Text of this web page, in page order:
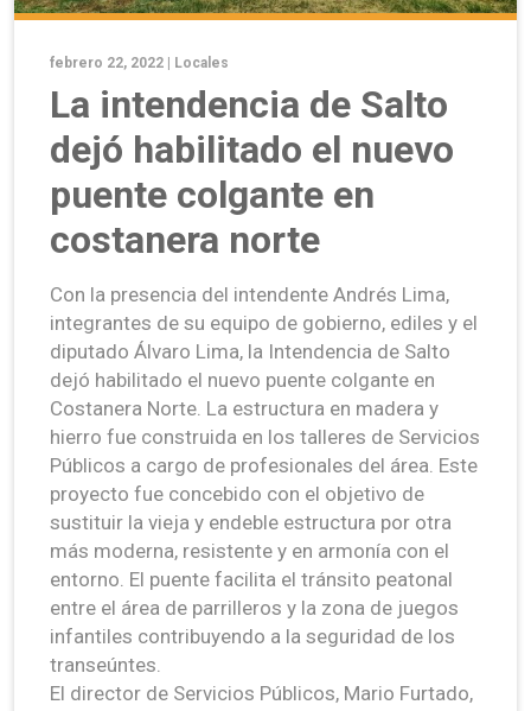
febrero 22, 2022 | Locales
La intendencia de Salto
dejó habilitado el nuevo
puente colgante en
costanera norte
Con la presencia del intendente Andrés Lima,
integrantes de su equipo de gobierno, ediles y el
diputado Álvaro Lima, la Intendencia de Salto
dejó habilitado el nuevo puente colgante en
Costanera Norte. La estructura en madera y
hierro fue construida en los talleres de Servicios
Públicos a cargo de profesionales del área. Este
proyecto fue concebido con el objetivo de
sustituir la vieja y endeble estructura por otra
más moderna, resistente y en armonía con el
entorno. El puente facilita el tránsito peatonal
entre el área de parrilleros y la zona de juegos
infantiles contribuyendo a la seguridad de los
transeúntes.
El director de Servicios Públicos, Mario Furtado,